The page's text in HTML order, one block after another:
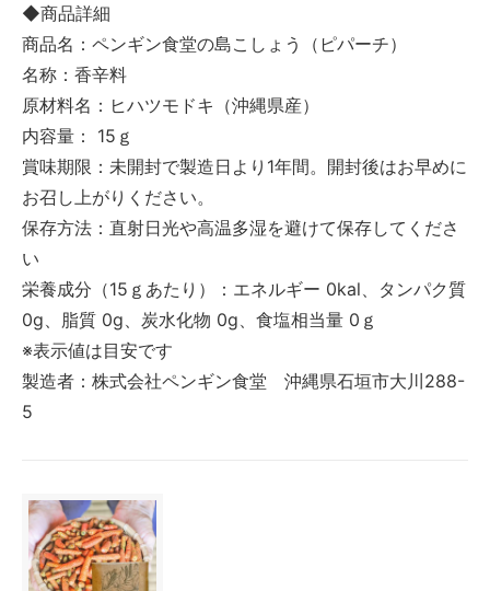
◆商品詳細
商品名：ペンギン食堂の島こしょう（ピパーチ）
名称：香辛料
原材料名：ヒハツモドキ（沖縄県産）
内容量： 15ｇ
賞味期限：未開封で製造日より1年間。開封後はお早めに
お召し上がりください。
保存方法：直射日光や高温多湿を避けて保存してくださ
い
栄養成分（15ｇあたり）：エネルギー 0kal、タンパク質
0g、脂質 0g、炭水化物 0g、食塩相当量 0ｇ
※表示値は目安です
製造者：株式会社ペンギン食堂 沖縄県石垣市大川288-
5